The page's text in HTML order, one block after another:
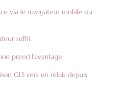
via le navigateur mobile ou
suffit
prend l’avantage
GLS vers un relais depuis